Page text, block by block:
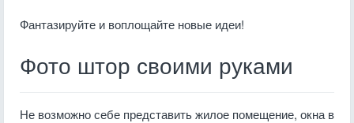
Фантазируйте и воплощайте новые идеи!
Фото штор своими руками
Не возможно себе представить жилое помещение, окна в